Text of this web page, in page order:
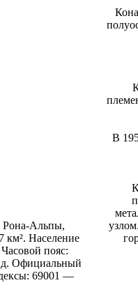
Рона-Альпы,
км². Население
пояс:
д. Официальный
69001 —
В